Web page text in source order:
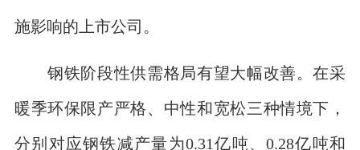
施影响的上市公司。
钢铁阶段性供需格局有望大幅改善。在采
暖季环保限产严格、中性和宽松三种情境下，
分别对应钢铁减产量为0.31亿吨、0.28亿吨和